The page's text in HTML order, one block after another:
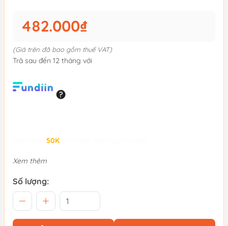
482.000₫
(Giá trên đã bao gồm thuế VAT)
Trả sau đến 12 tháng với
50K
Xem thêm
Số lượng: